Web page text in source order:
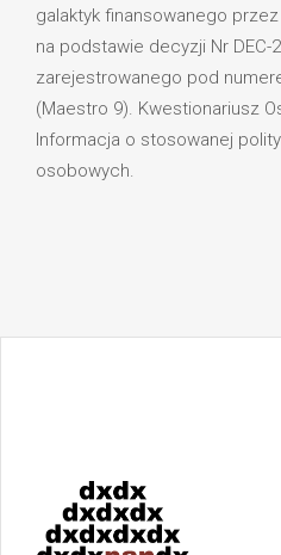
galaktyk finansowanego
na podstawie decyzji Nr DEC-
zarejestrowanego pod
(Maestro 9). Kwestionariusz
Informacja o stosowanej
osobowych.